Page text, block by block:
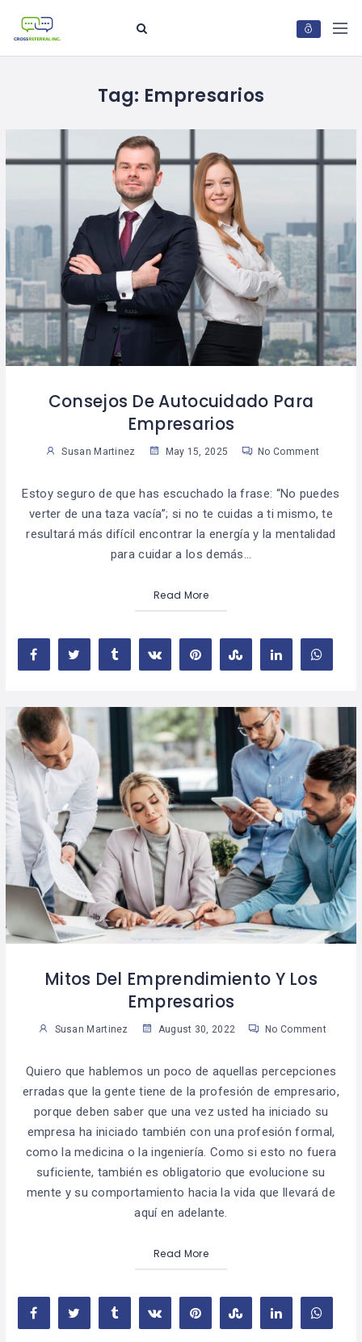
Tag: Empresarios
Consejos De Autocuidado Para
Empresarios
Susan Martinez May 15, 2025 No Comment
Estoy seguro de que has escuchado la frase: “No puedes
verter de una taza vacía”; si no te cuidas a ti mismo, te
resultará más difícil encontrar la energía y la mentalidad
para cuidar a los demás…
Read More
Mitos Del Emprendimiento Y Los
Empresarios
Susan Martinez August 30, 2022 No Comment
Quiero que hablemos un poco de aquellas percepciones
erradas que la gente tiene de la profesión de empresario,
porque deben saber que una vez usted ha iniciado su
empresa ha iniciado también con una profesión formal,
como la medicina o la ingeniería. Como si esto no fuera
suficiente, también es obligatorio que evolucione su
mente y su comportamiento hacia la vida que llevará de
aquí en adelante.
Read More